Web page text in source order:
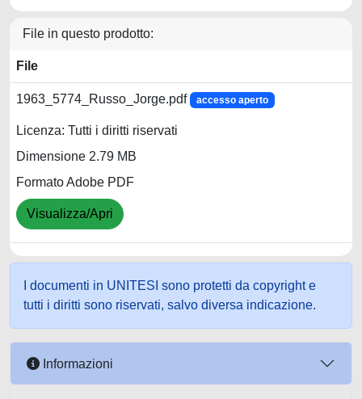
File in questo prodotto:
File
1963_5774_Russo_Jorge.pdf accesso aperto
Licenza: Tutti i diritti riservati
Dimensione 2.79 MB
Formato Adobe PDF
Visualizza/Apri
I documenti in UNITESI sono protetti da copyright e
tutti i diritti sono riservati, salvo diversa indicazione.
Informazioni